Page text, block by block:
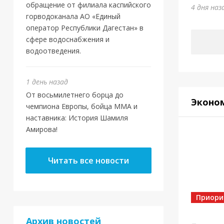
обращение от филиала каспийского
горводоканала АО «Единый
оператор Республики Дагестан» в
сфере водоснабжения и
водоотведения.
1 день назад
От восьмилетнего борца до
чемпиона Европы, бойца ММА и
наставника: История Шамиля
Амирова!
Читать все новости
Архив новостей
4 дня